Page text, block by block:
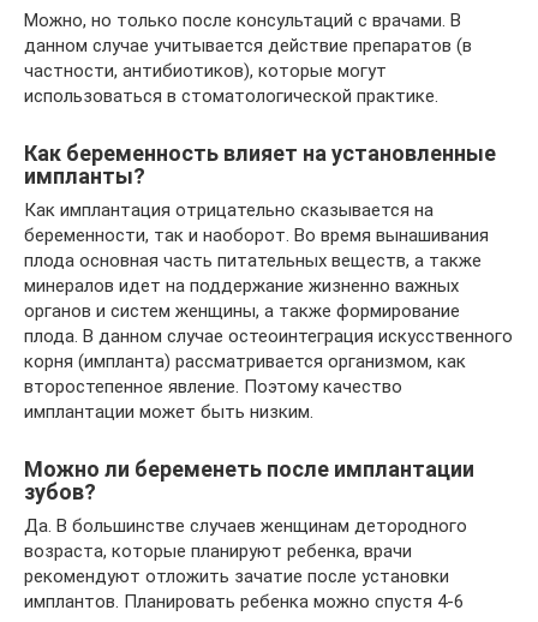
Можно, но только после консультаций с врачами. В
данном случае учитывается действие препаратов (в
частности, антибиотиков), которые могут
использоваться в стоматологической практике.
Как беременность влияет на установленные
импланты?
Как имплантация отрицательно сказывается на
беременности, так и наоборот. Во время вынашивания
плода основная часть питательных веществ, а также
минералов идет на поддержание жизненно важных
органов и систем женщины, а также формирование
плода. В данном случае остеоинтеграция искусственного
корня (импланта) рассматривается организмом, как
второстепенное явление. Поэтому качество
имплантации может быть низким.
Можно ли беременеть после имплантации
зубов?
Да. В большинстве случаев женщинам детородного
возраста, которые планируют ребенка, врачи
рекомендуют отложить зачатие после установки
имплантов. Планировать ребенка можно спустя 4-6